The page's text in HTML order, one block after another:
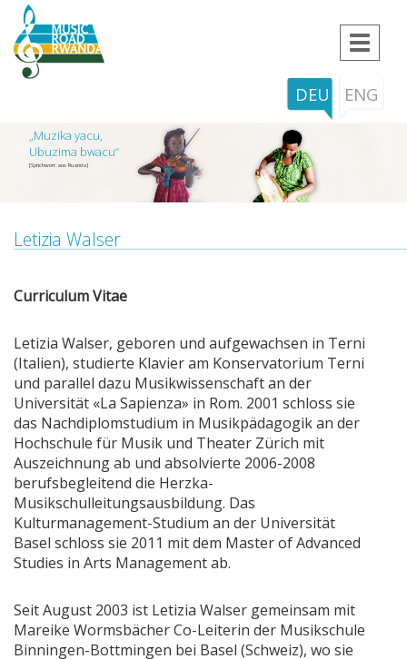
Toggle
DEU ENG
„Muzika yacu,
Ubuzima bwacu“
[Sprichwort aus Ruanda]
Letizia Walser
Curriculum Vitae
Letizia Walser, geboren und aufgewachsen in Terni
(Italien), studierte Klavier am Konservatorium Terni
und parallel dazu Musikwissenschaft an der
Universität «La Sapienza» in Rom. 2001 schloss sie
das Nachdiplomstudium in Musikpädagogik an der
Hochschule für Musik und Theater Zürich mit
Auszeichnung ab und absolvierte 2006-2008
berufsbegleitend die Herzka-
Musikschulleitungsausbildung. Das
Kulturmanagement-Studium an der Universität
Basel schloss sie 2011 mit dem Master of Advanced
Studies in Arts Management ab.
Seit August 2003 ist Letizia Walser gemeinsam mit
Mareike Wormsbächer Co-Leiterin der Musikschule
Binningen-Bottmingen bei Basel (Schweiz), wo sie